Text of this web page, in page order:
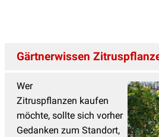
Gärtnerwissen
Wer
Zitruspflanzen kaufen
möchte, sollte sich vorher
Gedanken zum Standort,